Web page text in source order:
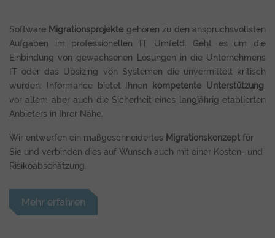
Software Migrationsprojekte gehören zu den anspruchsvollsten
Aufgaben im professionellen IT Umfeld. Geht es um die
Einbindung von gewachsenen Lösungen in die Unternehmens
IT oder das Upsizing von Systemen die unvermittelt kritisch
wurden: Informance bietet Ihnen
kompetente Unterstützung
vor allem aber auch die Sicherheit eines langjährig etablierten
Anbieters in Ihrer Nähe.
Wir entwerfen ein maßgeschneidertes Migrationskonzept für
Sie und verbinden dies auf Wunsch auch mit einer Kosten- und
Risikoabschätzung.
Mehr erfahren